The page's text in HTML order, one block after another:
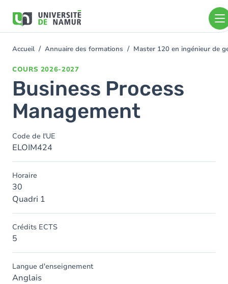
contenu
You
Accueil Annuaire des formations Master 120 en ingénieur de
COURS 2026-2027
Business Process
Management
Code de l'UE
ELOIM424
Horaire
30
Quadri 1
Crédits ECTS
5
Langue d'enseignement
Anglais